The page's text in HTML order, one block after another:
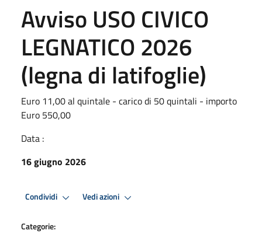
Avviso USO CIVICO
LEGNATICO 2026
(legna di latifoglie)
Euro 11,00 al quintale - carico di 50 quintali - importo
Euro 550,00
Data :
16 giugno 2026
Condividi Vedi azioni
Categorie: